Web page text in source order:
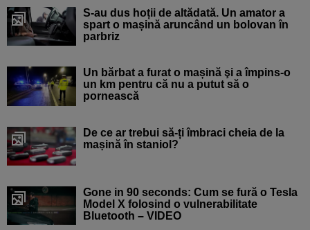
S-au dus hoții de altădată. Un amator a
spart o mașină aruncând un bolovan în
parbriz
Un bărbat a furat o mașină şi a împins-o
un km pentru că nu a putut să o
pornească
De ce ar trebui să-ți îmbraci cheia de la
mașină în staniol?
Gone in 90 seconds: Cum se fură o Tesla
Model X folosind o vulnerabilitate
Bluetooth – VIDEO